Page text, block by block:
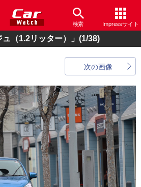
検索 Impressサイト
（1.2リッター）」 (1/38)
次の画像